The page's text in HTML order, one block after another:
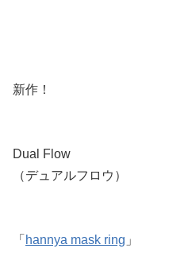
新作！
Dual Flow
（デュアルフロウ）
「 hannya mask ring 」